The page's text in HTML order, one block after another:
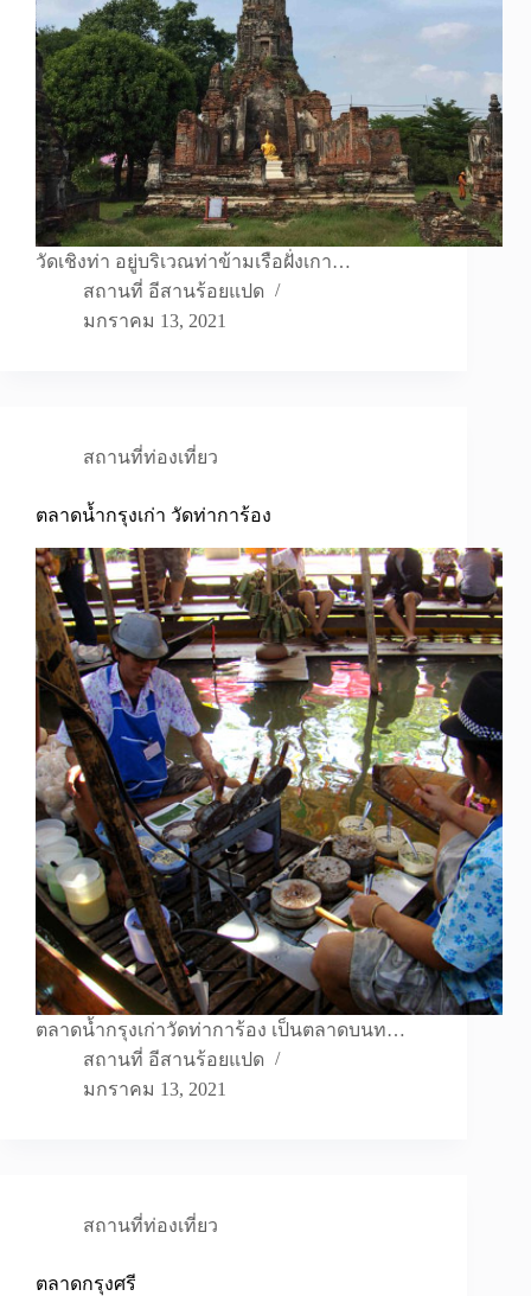
วัดเชิงท่า อยู่บริเวณท่าข้ามเรือฝั่งเกา…
สถานที่ อีสานร้อยแปด
มกราคม 13, 2021
สถานที่ท่องเที่ยว
ตลาดน้ำกรุงเก่า วัดท่าการ้อง
ตลาดน้ำกรุงเก่าวัดท่าการ้อง เป็นตลาดบนท…
สถานที่ อีสานร้อยแปด
มกราคม 13, 2021
สถานที่ท่องเที่ยว
ตลาดกรุงศรี